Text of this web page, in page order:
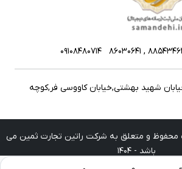
88543464 ,
09108480714
شهید بهشتی,خیابان کاووسی فر,کوچه
و متعلق به شرکت راتین تجارت ثمین می
باشد - 1404